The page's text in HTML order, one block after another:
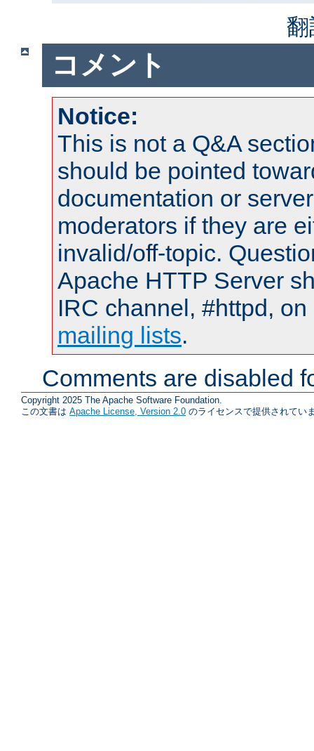
コメント
Notice:
This is not a Q&A
should be pointed
documentation or
moderators if they are
invalid/off-topic.
Apache HTTP Server
IRC channel, #httpd,
mailing lists.
Comments are disabled
Copyright 2025 The Apache Software Foundation.
この文書は Apache License, Version 2.0 のライセンスで提供されてい